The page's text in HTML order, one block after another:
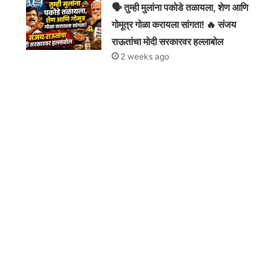
🗣️ तुम्ही मुलांना पकोडे तळायला, शेण आणि
गोमूत्र गोळा करायला सांगता! 🔥 संजय
राऊतांचा मोदी सरकारवर हल्लाबोल
2 weeks ago